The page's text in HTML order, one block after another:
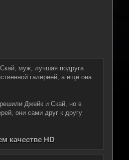
муж, лучшая подруга
галереей, а ещё она
Джейк и Скай, но в
они сами друг к другу
качестве HD